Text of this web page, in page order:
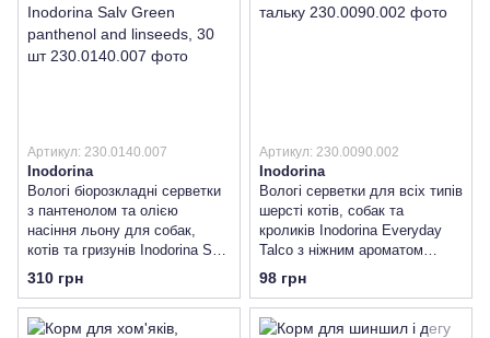
Артикул: 230.0140.007
Inodorina
Вологі біорозкладні серветки
з пантенолом та олією
насіння льону для собак,
котів та гризунів Inodorina Salv
Green panthenol and linseeds,
310 грн
Артикул: 230.0090.002
Inodorina
Вологі серветки для всіх типів
шерсті котів, собак та
кроликів Inodorina Everyday
Talco з ніжним ароматом
тальку
98 грн